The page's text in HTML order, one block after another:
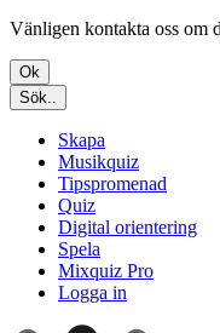
Vänligen kontakta oss om
Ok
Sök..
Skapa
Musikquiz
Tipspromenad
Quiz
Digital orientering
Spela
Mixquiz Pro
Logga in